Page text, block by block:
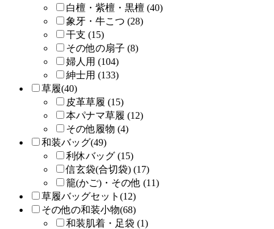
白檀・紫檀・黒檀 (40)
象牙・牛こつ (28)
干支 (15)
その他の扇子 (8)
婦人用 (104)
紳士用 (133)
草履(40)
皮革草履 (15)
本パナマ草履 (12)
その他履物 (4)
和装バッグ(49)
利休バッグ (15)
信玄袋(合切袋) (17)
籠(かご)・その他 (11)
草履バッグセット(12)
その他の和装小物(68)
和装肌着・足袋 (1)